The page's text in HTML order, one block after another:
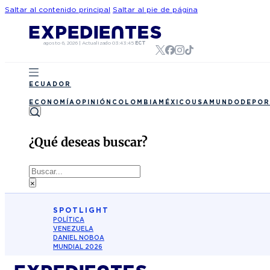
Saltar al contenido principal Saltar al pie de página
agosto 6, 2026 | Actualizado 03:43:45 ECT
ECUADOR
ECONOMÍA OPINIÓN COLOMBIA MÉXICO USA MUNDO
¿Qué deseas buscar?
Buscar
×
SPOTLIGHT
POLÍTICA
VENEZUELA
DANIEL NOBOA
MUNDIAL 2026